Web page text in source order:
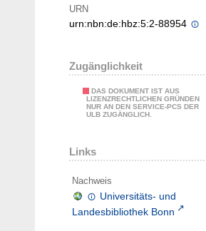
URN
urn:nbn:de:hbz:5:2-88954
Zugänglichkeit
DAS DOKUMENT IST AUS
LIZENZRECHTLICHEN GRÜNDEN
NUR AN DEN SERVICE-PCS DER
ULB ZUGÄNGLICH.
Links
Nachweis
Universitäts- und
Landesbibliothek Bonn